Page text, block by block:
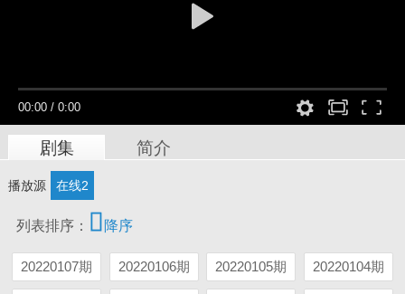
00:00 / 0:00
剧集 简介
播放源 在线2
列表排序：  降序
20220107期 20220106期 20220105期 20220104期